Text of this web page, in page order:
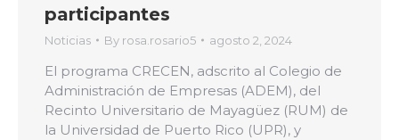
participantes
Noticias By rosa.rosario5 agosto 2, 2024
El programa CRECEN, adscrito al Colegio de
Administración de Empresas (ADEM), del
Recinto Universitario de Mayagüez (RUM) de
la Universidad de Puerto Rico (UPR), y